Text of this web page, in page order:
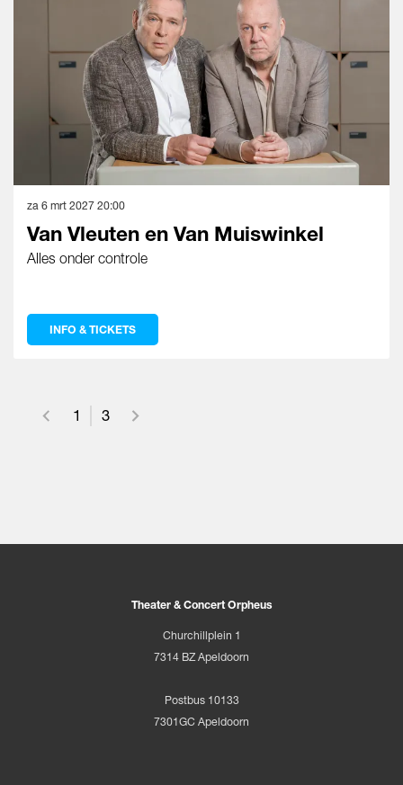
Van Vleuten en Van Muiswinkel
Alles onder controle
za 6 mrt 2027 20:00
INFO & TICKETS
1 3
Theater & Concert Orpheus
Churchillplein 1
7314 BZ Apeldoorn
Postbus 10133
7301GC Apeldoorn